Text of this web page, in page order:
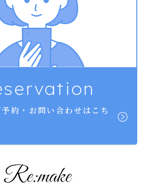
約・お問い合わせはこち